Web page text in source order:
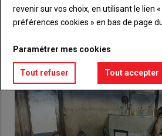
revenir sur vos choix, en utilisant le lien
préférences cookies » en bas de page
Paramétrer mes cookies
Tout refuser Tout accepter